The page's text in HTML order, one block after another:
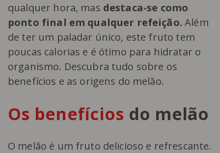
qualquer hora, mas destaca-se como
ponto final em qualquer refeição. Além
de ter um paladar único, este fruto tem
poucas calorias e é ótimo para hidratar o
organismo. Descubra tudo sobre os
benefícios e as origens do melão.
Os benefícios do melão
O melão é um fruto delicioso e refrescante.